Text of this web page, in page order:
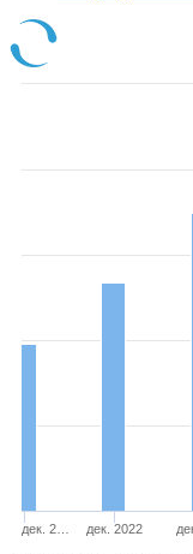
дек. 2… дек. 2022